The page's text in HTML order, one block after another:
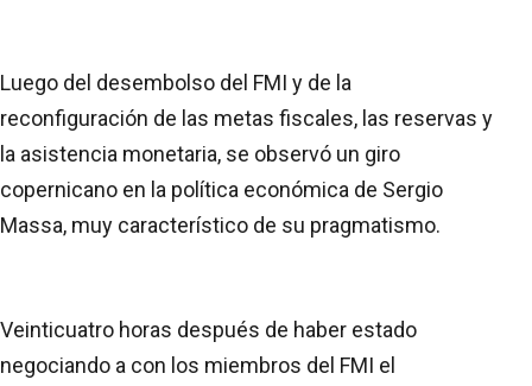
Luego del desembolso del FMI y de la
reconfiguración de las metas fiscales, las reservas y
la asistencia monetaria, se observó un giro
copernicano en la política económica de Sergio
Massa, muy característico de su pragmatismo.
Veinticuatro horas después de haber estado
negociando a con los miembros del FMI el